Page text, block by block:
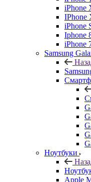
iPhone
IPhone
iPhone
Iphone
iPhone
Samsung
Ноутбуки
Apple